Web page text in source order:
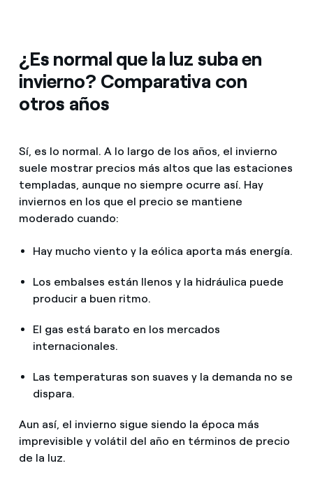
¿Es normal que la luz suba en
invierno? Comparativa con
otros años
Sí, es lo normal. A lo largo de los años, el invierno
suele mostrar precios más altos que las estaciones
templadas, aunque no siempre ocurre así. Hay
inviernos en los que el precio se mantiene
moderado cuando:
Hay mucho viento y la eólica aporta más energía.
Los embalses están llenos y la hidráulica puede
producir a buen ritmo.
El gas está barato en los mercados
internacionales.
Las temperaturas son suaves y la demanda no se
dispara.
Aun así, el invierno sigue siendo la época más
imprevisible y volátil del año en términos de precio
de la luz.